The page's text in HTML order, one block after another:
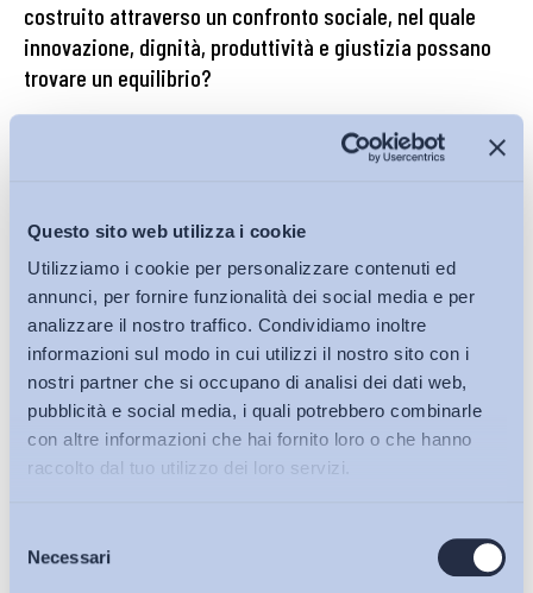
Questo sito web utilizza i cookie
Utilizziamo i cookie per personalizzare contenuti ed
annunci, per fornire funzionalità dei social media e per
analizzare il nostro traffico. Condividiamo inoltre
informazioni sul modo in cui utilizzi il nostro sito con i
nostri partner che si occupano di analisi dei dati web,
pubblicità e social media, i quali potrebbero combinarle
con altre informazioni che hai fornito loro o che hanno
raccolto dal tuo utilizzo dei loro servizi.
delNecessariBollettini ADAPT
costruito attraverso un confronto sociale, nel quale
innovazione, dignità, produttività e giustizia possano
trovare un equilibrio?
La norma UNI sull’intelligenza artificiale può dunque essere
letta in due modi. Come un utile passo avanti nella chiarezza
d’allarme per un sistema di rappresentanza che rischia di
farsi sfilare la sua funzione storica. La risposta non può
essere il rifiuto della normazione tecnica. Sarebbe miope.
ancora più miope sarebbe accettare che la tecnica
prenda il posto della rappresentanza. Perché se i
mestieri vengono definiti fuori dalla contrattazione,
anche il loro valore economico e sociale finirà per
essere deciso fuori dalla contrattazione collettiva e
dai vincoli di solidarietà sociale che la caratterizzano.